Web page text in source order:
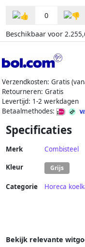
0
Beschikbaar voor
Verzendkosten: Gratis
Retourneren: Gratis
Levertijd: 1-2 werkdagen
Betaalmethodes:
Specificaties
Merk Combisteel
Kleur Grijs
Categorie Horeca
Bekijk relevante